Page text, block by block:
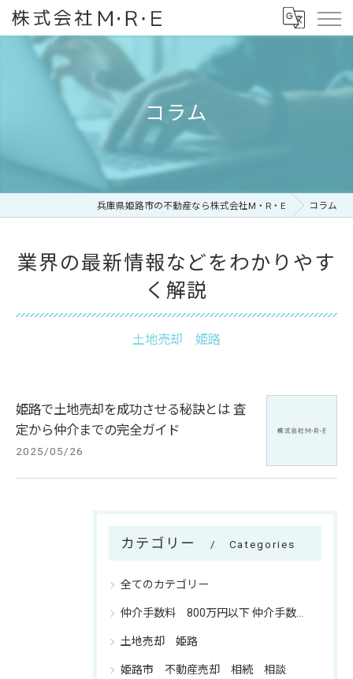
コラム
兵庫県姫路市の不動産なら株式会社M・R・E コラム
業界の最新情報などをわかりやす
く解説
土地売却 姫路
姫路で土地売却を成功させる秘訣とは 査
定から仲介までの完全ガイド
2025/05/26
カテゴリー Categories
全てのカテゴリー
仲介手数料 800万円以下 仲介手数料 相談
土地売却 姫路
姫路市 不動産売却 相続 相談